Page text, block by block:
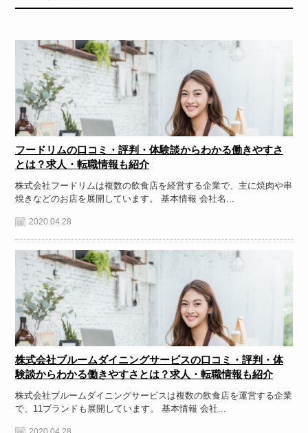
フードリムの口コミ・評判・体験談からわかる働きやすさ
とは？求人・転職情報も紹介
株式会社フードリムは複数の飲食店を経営する企業で、主に焼肉や串
焼きなどのお店を展開しています。 基本情報 会社名...
2020.04.28
株式会社ブルームダイニングサービスの口コミ・評判・体
験談からわかる働きやすさとは？求人・転職情報も紹介
株式会社ブルームダイニングサービスは複数の飲食店を運営する企業
で、11ブランドも展開しています。 基本情報 会社...